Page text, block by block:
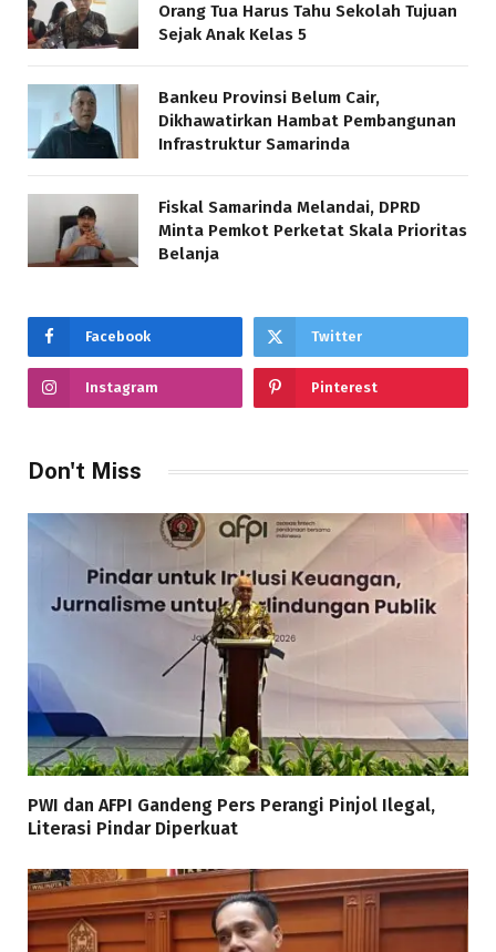
Orang Tua Harus Tahu Sekolah Tujuan
Sejak Anak Kelas 5
Bankeu Provinsi Belum Cair,
Dikhawatirkan Hambat Pembangunan
Infrastruktur Samarinda
Fiskal Samarinda Melandai, DPRD
Minta Pemkot Perketat Skala Prioritas
Belanja
Facebook Twitter
Instagram Pinterest
Don't Miss
PWI dan AFPI Gandeng Pers Perangi Pinjol Ilegal,
Literasi Pindar Diperkuat